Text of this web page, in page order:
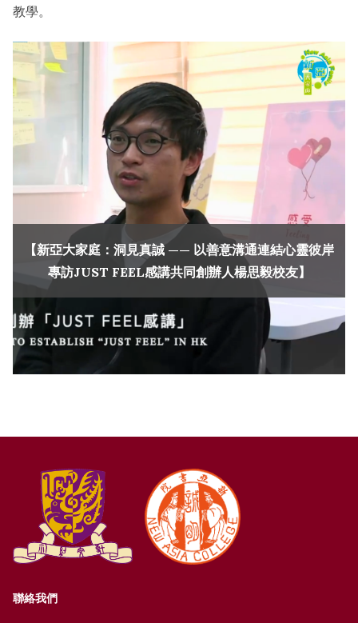
教學。
【新亞大家庭：洞見真誠 —— 以善意溝通連結心靈彼岸
專訪JUST FEEL感講共同創辦人楊思毅校友】
聯絡我們